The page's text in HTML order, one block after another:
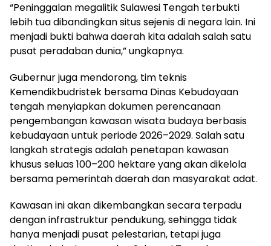
“Peninggalan megalitik Sulawesi Tengah terbukti
lebih tua dibandingkan situs sejenis di negara lain. Ini
menjadi bukti bahwa daerah kita adalah salah satu
pusat peradaban dunia,” ungkapnya.
Gubernur juga mendorong, tim teknis
Kemendikbudristek bersama Dinas Kebudayaan
tengah menyiapkan dokumen perencanaan
pengembangan kawasan wisata budaya berbasis
kebudayaan untuk periode 2026–2029. Salah satu
langkah strategis adalah penetapan kawasan
khusus seluas 100–200 hektare yang akan dikelola
bersama pemerintah daerah dan masyarakat adat.
Kawasan ini akan dikembangkan secara terpadu
dengan infrastruktur pendukung, sehingga tidak
hanya menjadi pusat pelestarian, tetapi juga